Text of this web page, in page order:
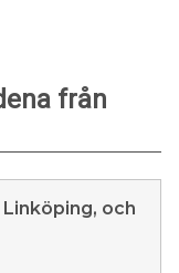
från
och